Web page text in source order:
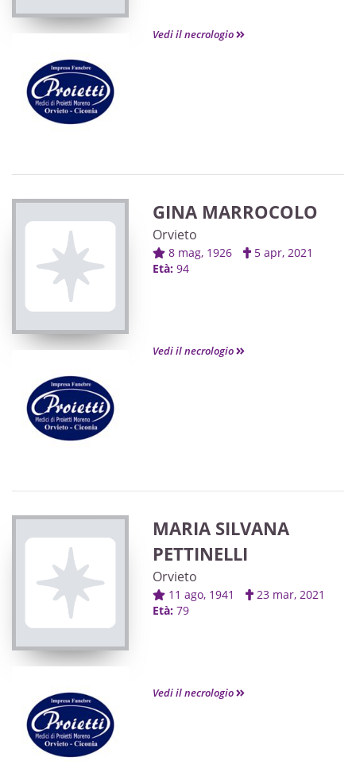
Vedi il necrologio
GINA MARROCOLO
Orvieto
8 mag, 1926
5 apr, 2021
Età: 94
Vedi il necrologio
MARIA SILVANA
PETTINELLI
Orvieto
11 ago, 1941
23 mar, 2021
Età: 79
Vedi il necrologio